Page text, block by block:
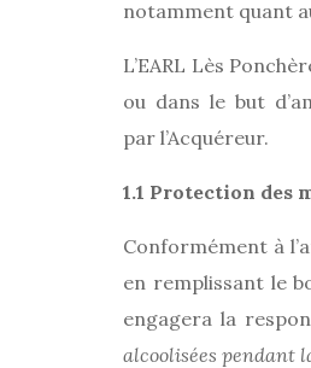
notamment quant
L’EARL Lès
ou dans le but
par l’Acquéreur.
1.1 Protection des
Conformément à
en remplissant le
engagera la
alcoolisées pendant